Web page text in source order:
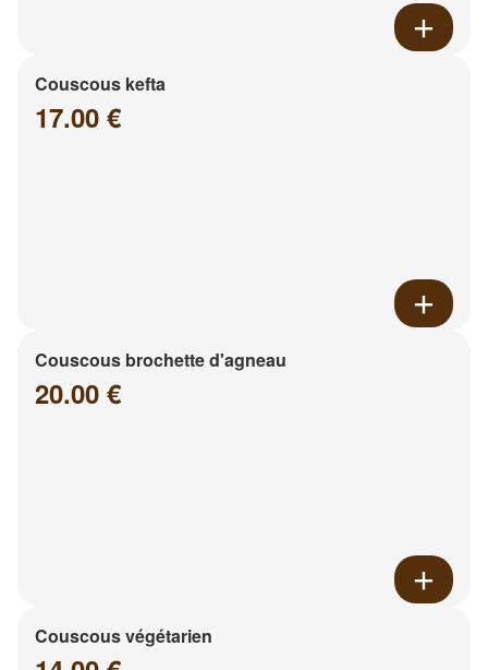
Couscous kefta
17.00 €
Couscous brochette d'agneau
20.00 €
Couscous végétarien